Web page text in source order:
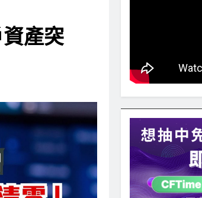
產突